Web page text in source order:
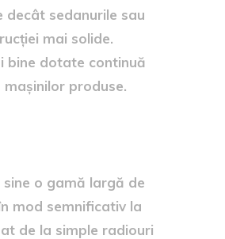
decât sedanurile sau
mai solide.
bine dotate continuă
produse.
o gamă largă de
mod semnificativ la
de la simple radiouri